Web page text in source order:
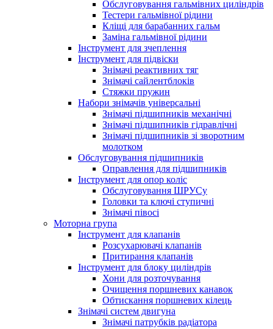
Обслуговування гальмівних циліндрів
Тестери гальмівної рідини
Кліщі для барабанних гальм
Заміна гальмівної рідини
Інструмент для зчеплення
Інструмент для підвіски
Знімачі реактивних тяг
Знімачі сайлентблоків
Стяжки пружин
Набори знімачів універсальні
Знімачі підшипників механічні
Знімачі підшипників гідравлічні
Знімачі підшипників зі зворотним
молотком
Обслуговування підшипників
Оправлення для підшипників
Інструмент для опор коліс
Обслуговування ШРУСу
Головки та ключі ступичні
Знімачі півосі
Моторна група
Інструмент для клапанів
Розсухарювачі клапанів
Притирання клапанів
Інструмент для блоку циліндрів
Хони для розточування
Очищення поршневих канавок
Обтискання поршневих кілець
Знімачі систем двигуна
Знімачі патрубків радіатора